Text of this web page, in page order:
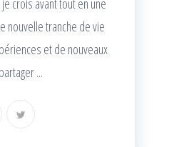
crois avant tout en une
nouvelle tranche de vie
et de nouveaux
...